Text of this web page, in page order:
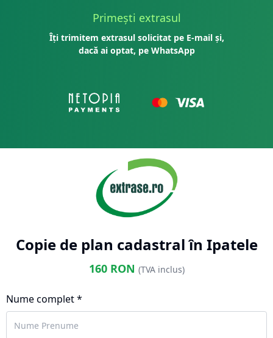
Primești extrasul
Îți trimitem extrasul solicitat pe E-mail și,
dacă ai optat, pe WhatsApp
Copie de plan cadastral în Ipatele
160RON (TVA inclus)
Nume complet *